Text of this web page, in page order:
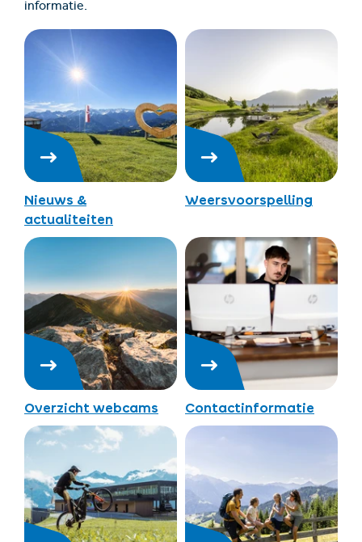
informatie.
Nieuws &
actualiteiten
Weersvoorspelling
Overzicht webcams Contactinformatie